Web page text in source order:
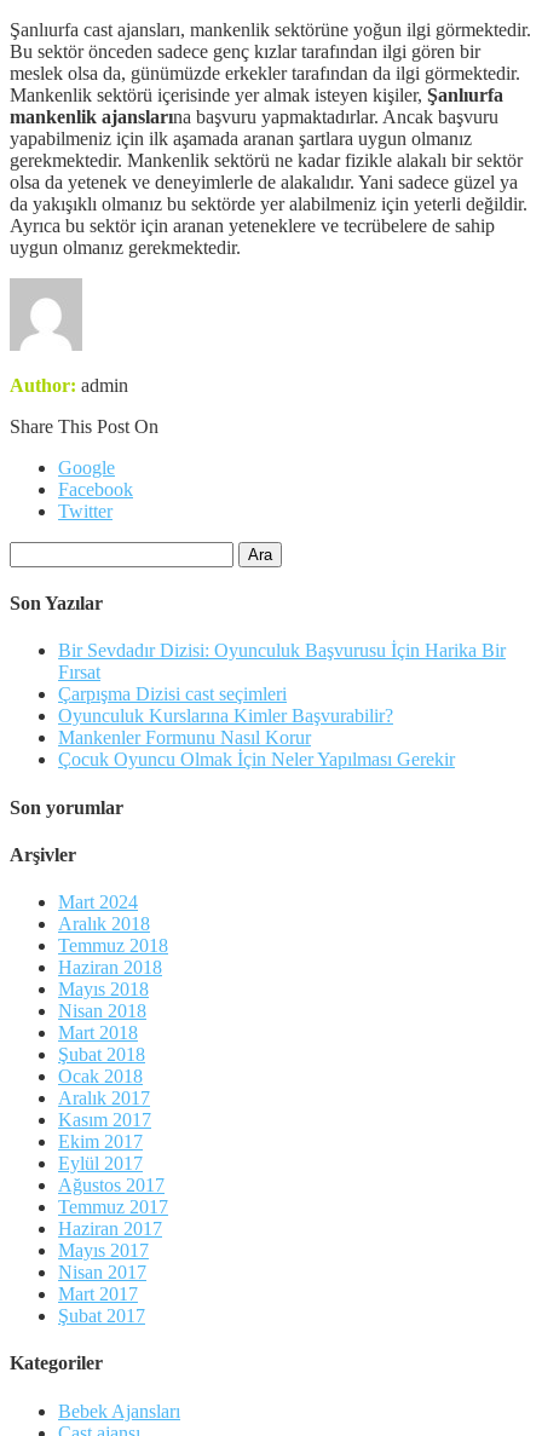
Şanlıurfa cast ajansları, mankenlik sektörüne yoğun ilgi görmektedir.
Bu sektör önceden sadece genç kızlar tarafından ilgi gören bir
meslek olsa da, günümüzde erkekler tarafından da ilgi görmektedir.
Mankenlik sektörü içerisinde yer almak isteyen kişiler, Şanlıurfa
mankenlik ajanslarına başvuru yapmaktadırlar. Ancak başvuru
yapabilmeniz için ilk aşamada aranan şartlara uygun olmanız
gerekmektedir. Mankenlik sektörü ne kadar fizikle alakalı bir sektör
olsa da yetenek ve deneyimlerle de alakalıdır. Yani sadece güzel ya
da yakışıklı olmanız bu sektörde yer alabilmeniz için yeterli değildir.
Ayrıca bu sektör için aranan yeteneklere ve tecrübelere de sahip
uygun olmanız gerekmektedir.
Author: admin
Share This Post On
Google
Facebook
Twitter
Son Yazılar
Bir Sevdadır Dizisi: Oyunculuk Başvurusu İçin Harika Bir
Fırsat
Çarpışma Dizisi cast seçimleri
Oyunculuk Kurslarına Kimler Başvurabilir?
Mankenler Formunu Nasıl Korur
Çocuk Oyuncu Olmak İçin Neler Yapılması Gerekir
Son yorumlar
Arşivler
Mart 2024
Aralık 2018
Temmuz 2018
Haziran 2018
Mayıs 2018
Nisan 2018
Mart 2018
Şubat 2018
Ocak 2018
Aralık 2017
Kasım 2017
Ekim 2017
Eylül 2017
Ağustos 2017
Temmuz 2017
Haziran 2017
Mayıs 2017
Nisan 2017
Mart 2017
Şubat 2017
Kategoriler
Bebek Ajansları